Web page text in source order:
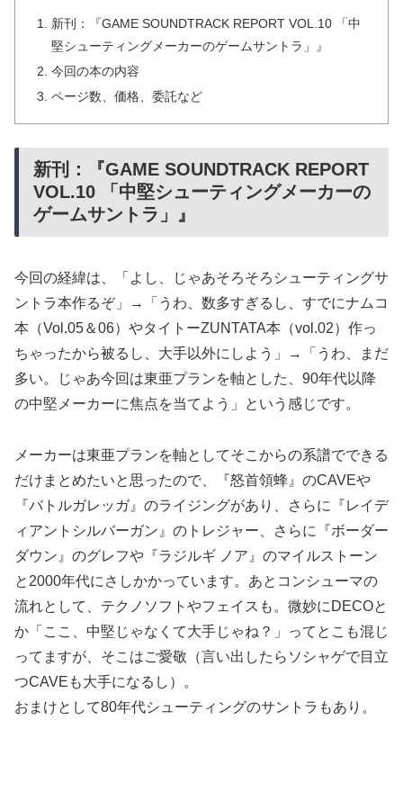
新刊：『GAME SOUNDTRACK REPORT VOL.10 「中
堅シューティングメーカーのゲームサントラ」』
今回の本の内容
ページ数、価格、委託など
新刊：『GAME SOUNDTRACK REPORT
VOL.10 「中堅シューティングメーカーの
ゲームサントラ」』
今回の経緯は、「よし、じゃあそろそろシューティングサ
ントラ本作るぞ」→「うわ、数多すぎるし、すでにナムコ
本（Vol.05＆06）やタイトーZUNTATA本（vol.02）作っ
ちゃったから被るし、大手以外にしよう」→「うわ、まだ
多い。じゃあ今回は東亜プランを軸とした、90年代以降
の中堅メーカーに焦点を当てよう」という感じです。
メーカーは東亜プランを軸としてそこからの系譜でできる
だけまとめたいと思ったので、『怒首領蜂』のCAVEや
『バトルガレッガ』のライジングがあり、さらに『レイデ
ィアントシルバーガン』のトレジャー、さらに『ボーダー
ダウン』のグレフや『ラジルギ ノア』のマイルストーン
と2000年代にさしかかっています。あとコンシューマの
流れとして、テクノソフトやフェイスも。微妙にDECOと
か「ここ、中堅じゃなくて大手じゃね？」ってとこも混じ
ってますが、そこはご愛敬（言い出したらソシャゲで目立
つCAVEも大手になるし）。
おまけとして80年代シューティングのサントラもあり。